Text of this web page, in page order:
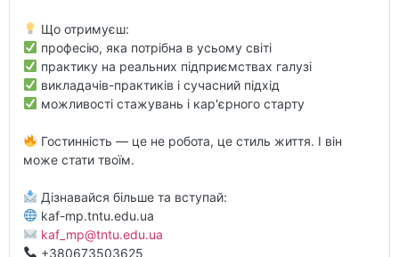
Що отримуєш:
професію, яка потрібна в усьому світі
практику на реальних підприємствах галузі
викладачів-практиків і сучасний підхід
можливості стажувань і кар'єрного старту
Гостинність — це не робота, це стиль життя. І він
може стати твоїм.
Дізнавайся більше та вступай:
kaf-mp.tntu.edu.ua
kaf_mp@tntu.edu.ua
+380673503625